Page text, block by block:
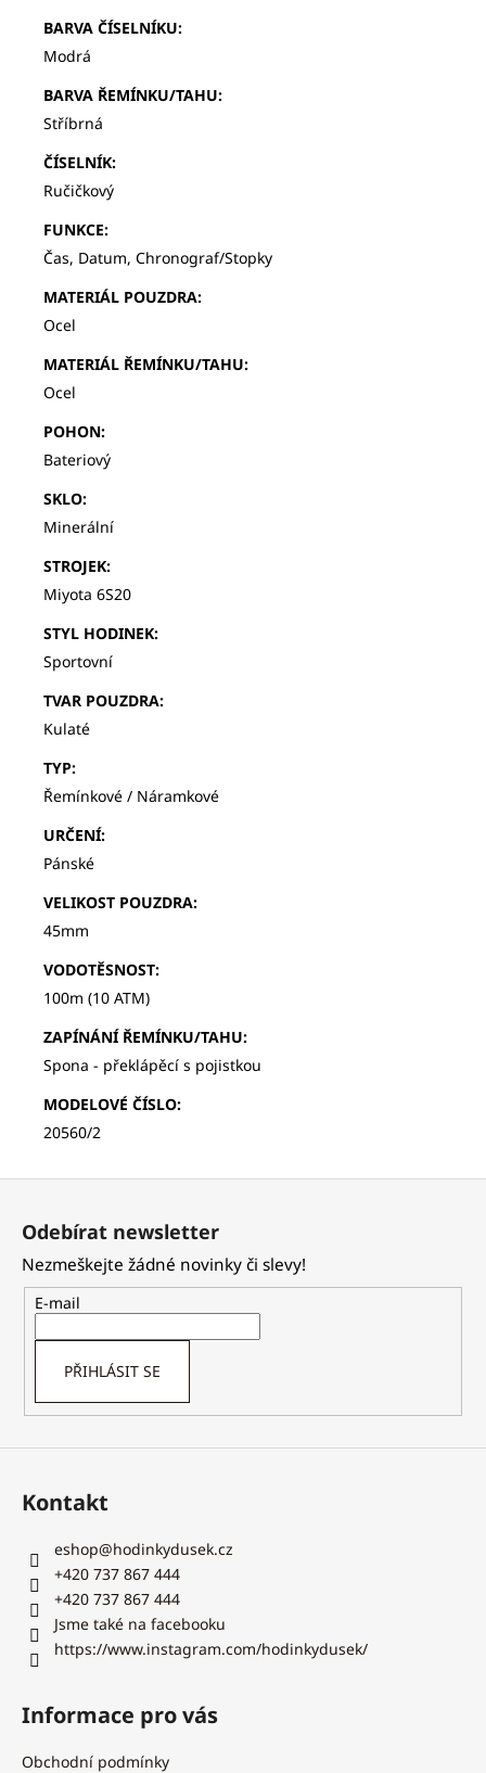
BARVA ČÍSELNÍKU:
Modrá
BARVA ŘEMÍNKU/TAHU:
Stříbrná
ČÍSELNÍK:
Ručičkový
FUNKCE:
Čas, Datum, Chronograf/Stopky
MATERIÁL POUZDRA:
Ocel
MATERIÁL ŘEMÍNKU/TAHU:
Ocel
POHON:
Bateriový
SKLO:
Minerální
STROJEK:
Miyota 6S20
STYL HODINEK:
Sportovní
TVAR POUZDRA:
Kulaté
TYP:
Řemínkové / Náramkové
URČENÍ:
Pánské
VELIKOST POUZDRA:
45mm
VODOTĚSNOST:
100m (10 ATM)
ZAPÍNÁNÍ ŘEMÍNKU/TAHU:
Spona - překlápěcí s pojistkou
MODELOVÉ ČÍSLO:
20560/2
Z
Odebírat newsletter
Nezmeškejte žádné novinky či slevy!
E-mail
PŘIHLÁSIT SE
Kontakt
eshop@hodinkydusek.cz
+420 737 867 444
+420 737 867 444
Jsme také na facebooku
https://www.instagram.com/hodinkydusek/
Informace pro vás
Obchodní podmínky